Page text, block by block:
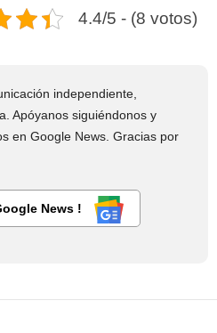
4.4/5 - (8 votos)
independiente,
Apóyanos siguiéndonos y
en Google News. Gracias por
News !